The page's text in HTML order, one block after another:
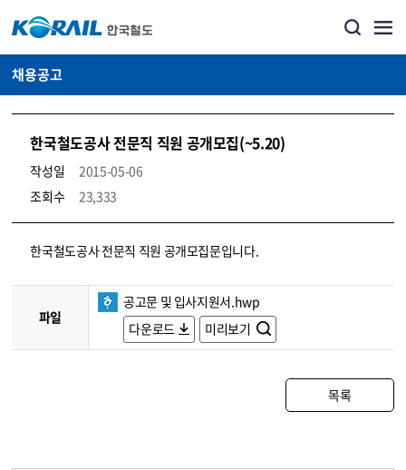
채용공고
한국철도공사 전문직 직원 공개모집(~5.20)
작성일
2015-05-06
조회수
23,333
코레일소개_경영공시_채용공고 상세보기 – 내용, 파일, 담당자 연락처로 구성
한국철도공사 전문직 직원 공개모집문입니다.
파일
공고문 및 입사지원서.hwp
다운로드
미리보기
목록